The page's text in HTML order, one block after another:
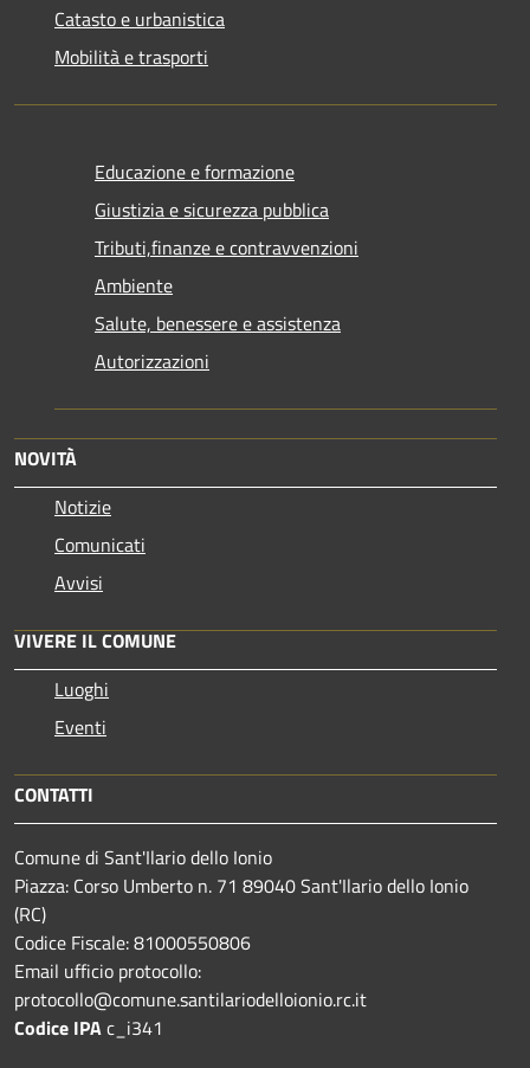
Catasto e urbanistica
Mobilità e trasporti
Educazione e formazione
Giustizia e sicurezza pubblica
Tributi,finanze e contravvenzioni
Ambiente
Salute, benessere e assistenza
Autorizzazioni
NOVITÀ
Notizie
Comunicati
Avvisi
VIVERE IL COMUNE
Luoghi
Eventi
CONTATTI
Comune di Sant'Ilario dello Ionio
Piazza: Corso Umberto n. 71 89040 Sant'Ilario dello Ionio
(RC)
Codice Fiscale: 81000550806
Email ufficio protocollo:
protocollo@comune.santilariodelloionio.rc.it
Codice IPAc_i341